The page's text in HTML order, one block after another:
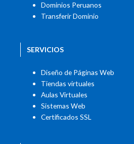
Dominios Peruanos
Transferir Dominio
SERVICIOS
Diseño de Páginas Web
Tiendas virtuales
Aulas Virtuales
Sistemas Web
Certificados SSL